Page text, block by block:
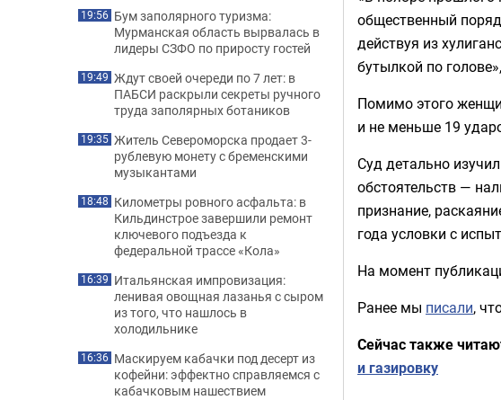
общественный
действуя из
бутылкой по
Помимо этого
и не меньше 19
Суд детально
обстоятельств —
признание,
года условки с
На момент
Ранее мы писали,
Сейчас также
и газировку
19:56 Бум заполярного туризма:
Мурманская область вырвалась в
лидеры СЗФО по приросту гостей
19:49 Ждут своей очереди по 7 лет: в
ПАБСИ раскрыли секреты ручного
труда заполярных ботаников
19:35 Житель Североморска продает 3-
рублевую монету с бременскими
музыкантами
18:48 Километры ровного асфальта: в
Кильдинстрое завершили ремонт
ключевого подъезда к
федеральной трассе «Кола»
16:39 Итальянская импровизация:
ленивая овощная лазанья с сыром
из того, что нашлось в
холодильнике
16:36 Маскируем кабачки под десерт из
кофейни: эффектно справляемся с
кабачковым нашествием